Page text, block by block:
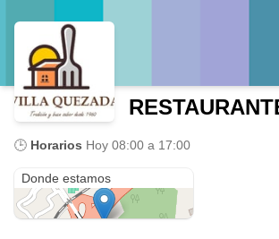
🕒 Horarios Hoy 08:00 a 17:00
Donde estamos